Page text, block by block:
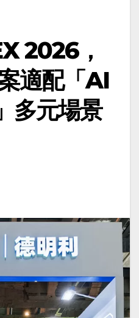
2026，
適配「AI
元場景